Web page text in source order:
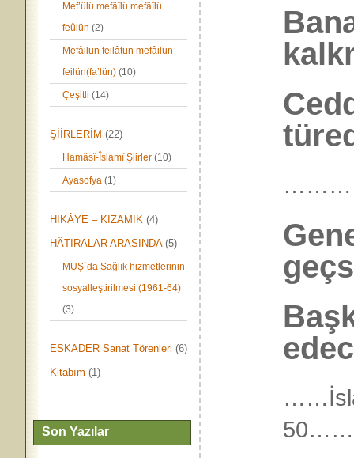
Mef’ûlü mefâîlü mefâîlü
feûlün (2)
Mefâilün feilâtün mefâilün
feilün(fa’lün) (10)
Çeşitli (14)
ŞİİRLERİM (22)
Hamâsî-Îslamî Şiirler (10)
Ayasofya (1)
HİKÂYE – KIZAMIK (4)
HÂTIRALAR ARASINDA(5)
MUŞ`da Sağlık hizmetlerinin
sosyalleştirilmesi (1961-64)
(3)
ESKADER Sanat Törenleri (6)
Kitabım (1)
Son Yazılar